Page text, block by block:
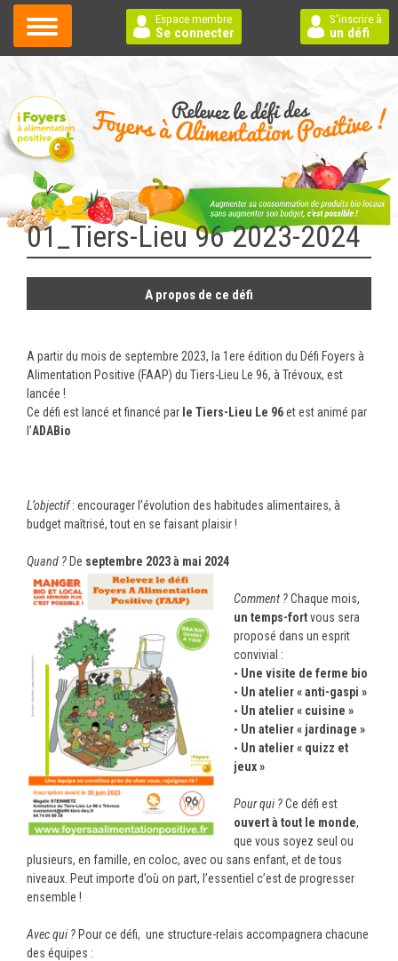
Espace membre
Se connecter
S'inscrire à
un défi
01_Tiers-Lieu 96 2023-2024
A propos de ce défi
A partir du mois de septembre 2023, la 1ere édition du Défi Foyers à
Alimentation Positive (FAAP) du Tiers-Lieu Le 96, à Trévoux, est
lancée !
Ce défi est lancé et financé par le Tiers-Lieu Le 96et est animé par
l’ADABio
L’objectif: encourager l’évolution des habitudes alimentaires, à
budget maîtrisé, tout en se faisant plaisir !
Quand ? De septembre 2023à mai 2024
Comment ?Chaque mois,
un temps-fortvous sera
proposé dans un esprit
convivial :
Une visite de ferme bio
Un atelier « anti-gaspi »
Un atelier « cuisine »
Un atelier « jardinage »
Un atelier « quizz et
jeux »
Pour qui ?Ce défi est
ouvert à tout le monde,
que vous soyez seul ou
plusieurs, en famille, en coloc, avec ou sans enfant, et de tous
niveaux. Peut importe d’où on part, l’essentiel c’est de progresser
ensemble !
Avec qui ? Pour ce défi, une structure-relais accompagnera chacune
des équipes :